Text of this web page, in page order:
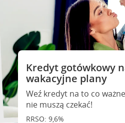
Kredyt gotówkowy
wakacyjne plany
Weź kredyt na to co
nie muszą czekać!
RRSO: 9,6%